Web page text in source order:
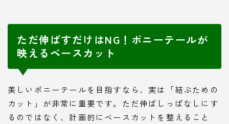
ただ伸ばすだけはNG！ポニーテールが
映えるベースカット
美しいポニーテールを目指すなら、実は「結ぶための
カット」が非常に重要です。ただ伸ばしっぱなしにす
るのではなく、計画的にベースカットを整えること